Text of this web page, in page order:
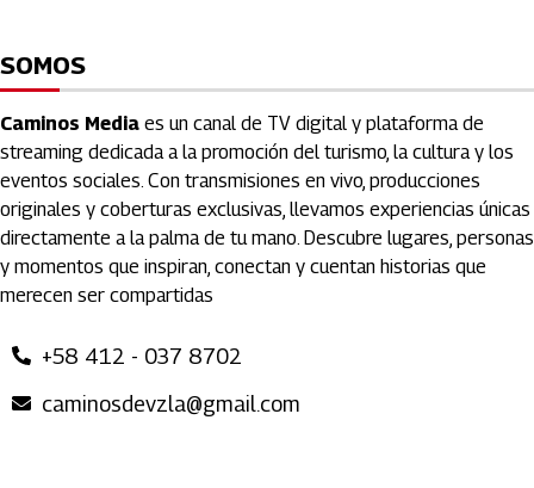
SOMOS
Caminos Media es un canal de TV digital y plataforma de
streaming dedicada a la promoción del turismo, la cultura y los
eventos sociales. Con transmisiones en vivo, producciones
originales y coberturas exclusivas, llevamos experiencias únicas
directamente a la palma de tu mano. Descubre lugares, personas
y momentos que inspiran, conectan y cuentan historias que
merecen ser compartidas
+58 412 - 037 8702
caminosdevzla@gmail.com